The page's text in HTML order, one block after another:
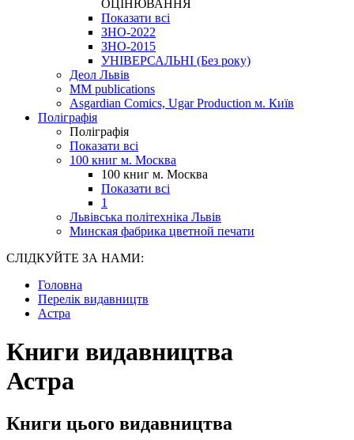
ОЦІНЮВАННЯ
Показати всі
ЗНО-2022
ЗНО-2015
УНІВЕРСАЛЬНІ (Без року)
Деол Львів
MM publications
Asgardian Comics, Ugar Production м. Київ
Поліграфія
Поліграфія
Показати всі
100 книг м. Москва
100 книг м. Москва
Показати всі
1
Львівська політехніка Львів
Минская фабрика цветной печати
СЛІДКУЙТЕ ЗА НАМИ:
Головна
Перелік видавництв
Астра
Книги видавництва
Астра
Книги цього видавництва